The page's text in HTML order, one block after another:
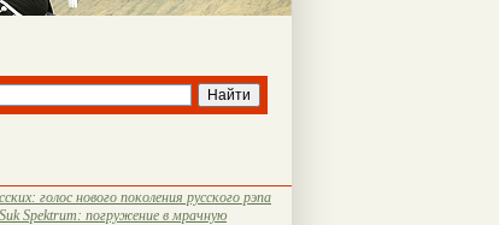
голос нового поколения русского рэпа
Spektrum: погружение в мрачную